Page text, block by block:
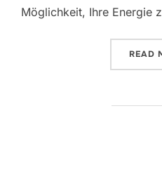
Möglichkeit, Ihre Energie
READ